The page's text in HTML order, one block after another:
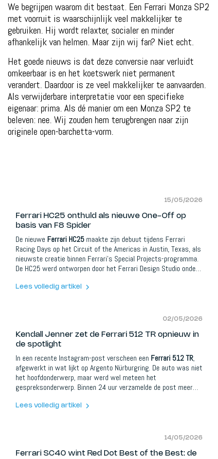
We begrijpen waarom dit bestaat. Een Ferrari Monza SP2
met voorruit is waarschijnlijk veel makkelijker te
gebruiken. Hij wordt relaxter, socialer en minder
afhankelijk van helmen. Maar zijn wij fan? Niet echt.
Het goede nieuws is dat deze conversie naar verluidt
omkeerbaar is en het koetswerk niet permanent
verandert. Daardoor is ze veel makkelijker te aanvaarden.
Als verwijderbare interpretatie voor een specifieke
eigenaar: prima. Als dé manier om een Monza SP2 te
beleven: nee. Wij zouden hem terugbrengen naar zijn
originele open-barchetta-vorm.
15/05/2026
Ferrari HC25 onthuld als nieuwe One-Off op
basis van F8 Spider
De nieuwe Ferrari HC25 maakte zijn debuut tijdens Ferrari
Racing Days op het Circuit of the Americas in Austin, Texas, als
nieuwste creatie binnen Ferrari’s Special Projects-programma.
De HC25 werd ontworpen door het Ferrari Design Studio onder
van de Ferrari F8 Spider, inclusief zijn midden-achter
Lees volledig artikel
02/05/2026
Kendall Jenner zet de Ferrari 512 TR opnieuw in
de spotlight
In een recente Instagram-post verscheen een Ferrari 512 TR,
afgewerkt in wat lijkt op Argento Nürburgring. De auto was niet
het hoofdonderwerp, maar werd wel meteen het
gespreksonderwerp. Binnen 24 uur verzamelde de post meer
Jenner, Kourtney Kardashian, Travis Barker en Charlie Puth.
Lees volledig artikel
14/05/2026
Ferrari SC40 wint Red Dot Best of the Best: de